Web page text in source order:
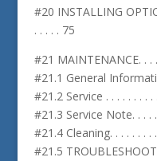
#20 INSTALLING
. . . . . 75
#21 MAINTENANCE. . .
#21.1 General
#21.2 Service . . . . . . . . .
#21.3 Service Note. . . . .
#21.4 Cleaning. . . . . . . .
#21.5